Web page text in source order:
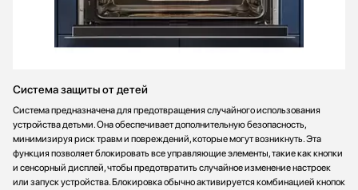
Система защиты от детей
Система предназначена для предотвращения случайного использования
устройства детьми. Она обеспечивает дополнительную безопасность,
минимизируя риск травм и повреждений, которые могут возникнуть. Эта
функция позволяет блокировать все управляющие элементы, такие как кнопки
и сенсорный дисплей, чтобы предотвратить случайное изменение настроек
или запуск устройства. Блокировка обычно активируется комбинацией кнопок